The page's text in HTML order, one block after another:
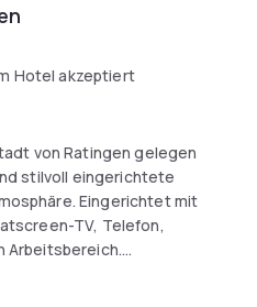
Hotel akzeptiert
von Ratingen gelegen
stilvoll eingerichtete
Eingerichtet mit
TV, Telefon,
Arbeitsbereich.